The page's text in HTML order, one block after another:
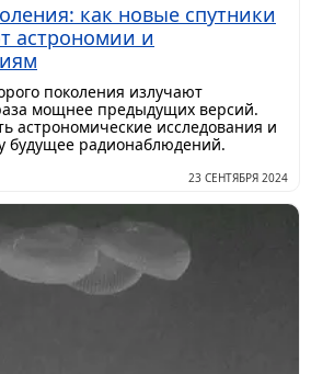
как новые спутники
астрономии и
поколения излучают
мощнее предыдущих версий.
астрономические исследования и
будущее радионаблюдений.
23 СЕНТЯБРЯ 2024